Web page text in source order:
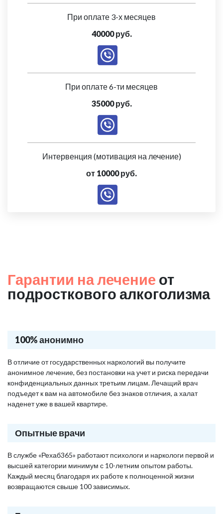
При оплате 3-х месяцев
40000 руб.
При оплате 6-ти месяцев
35000 руб.
Интервенция (мотивация на лечение)
от 10000 руб.
Гарантии на лечение от
подросткового алкоголизма
100% анонимно
В отличие от государственных наркологий вы получите
анонимное лечение, без постановки на учет и риска передачи
конфиденциальных данных третьим лицам. Лечащий врач
подъедет к вам на автомобиле без знаков отличия, а халат
наденет уже в вашей квартире.
Опытные врачи
В службе «Рехаб365» работают психологи и наркологи первой и
высшей категории минимум с 10-летним опытом работы.
Каждый месяц благодаря их работе к полноценной жизни
возвращаются свыше 100 зависимых.